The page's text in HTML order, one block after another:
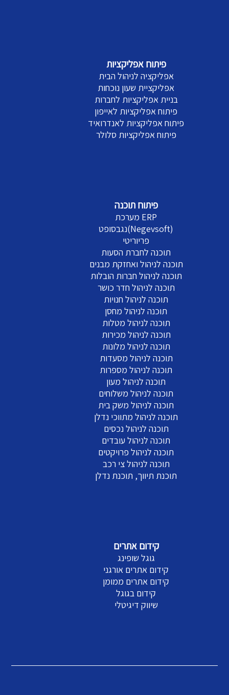
פיתוח אפליקציות
אפליקציה לניהול הבית
אפליקציית שעון נוכחות
בניית אפליקציות לחברות
פיתוח אפליקציות לאייפון
פיתוח אפליקציות לאנדרואיד
פיתוח אפליקציות סלולר
פיתוח תוכנה
מערכת ERP
נגבסופט(Negevsoft)
פריוריטי
תוכנה לחברת הסעות
תוכנה לניהול ואחזקת מבנים
תוכנה לניהול חברות הובלות
תוכנה לניהול חדר כושר
תוכנה לניהול חנויות
תוכנה לניהול מחסן
תוכנה לניהול מטלות
תוכנה לניהול מכירות
תוכנה לניהול מלונות
תוכנה לניהול מסעדות
תוכנה לניהול מספרות
תוכנה לניהול מעון
תוכנה לניהול משלוחים
תוכנה לניהול משק בית
תוכנה לניהול מתווכי נדלן
תוכנה לניהול נכסים
תוכנה לניהול עובדים
תוכנה לניהול פרויקטים
תוכנה לניהול צי רכב
תוכנת תיווך, תוכנת נדלן
קידום אתרים
גוגל שופינג
קידום אתרים אורגני
קידום אתרים ממומן
קידום בגוגל
שיווק דיגיטלי